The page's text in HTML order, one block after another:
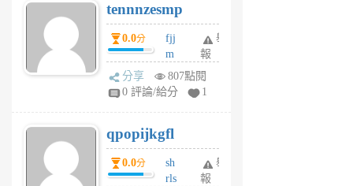
6
個
月
前
tennnzesmp
0.0分
fjj
m
w
rs
6
個
月
前
舉
報
分享
807點閱
0 評論/給分
1
qpopijkgfl
0.0分
sh
rls
舉
報